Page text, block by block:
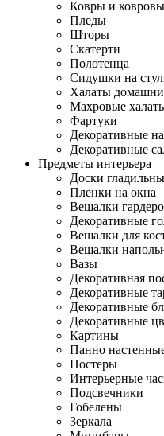
Ковры и
Пледы
Шторы
Скатерти
Полотенца
Сидушки на
Халаты
Махровые
Фартуки
Декоративные
Декоративные
Предметы интерьера
Доски
Пленки на окна
Вешалки
Декоративные
Вешалки для
Вешалки
Вазы
Декоративная
Декоративные
Декоративные
Декоративные
Картины
Панно
Постеры
Интерьерные
Подсвечники
Гобелены
Зеркала